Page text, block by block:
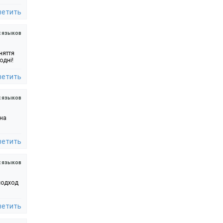
языков
языков
языков